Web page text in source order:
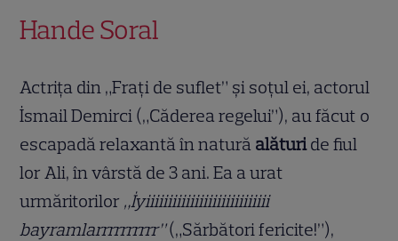
Hande Soral
Actrița din „Frați de suflet” și soțul ei, actorul
İsmail Demirci („Căderea regelui”), au făcut o
escapadă relaxantă în natură alăturide fiul
lor Ali, în vârstă de 3 ani. Ea a urat
urmăritorilor „İyiiiiiiiiiiiiiiiiiiiiiiiiiiii
bayramlarrrrrrrrrr”(„Sărbători fericite!”),